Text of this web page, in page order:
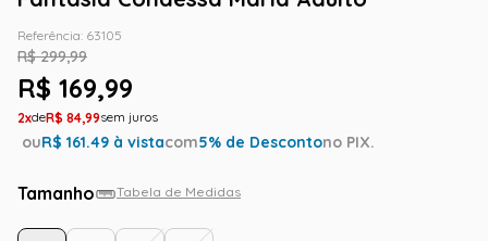
Referência: 63105
R$ 299,99
R$ 169,99
2 R$ 84,99
ouR$ 161.49 à vistacom5% de Descontono PIX.
Tamanho Tabela de Medidas